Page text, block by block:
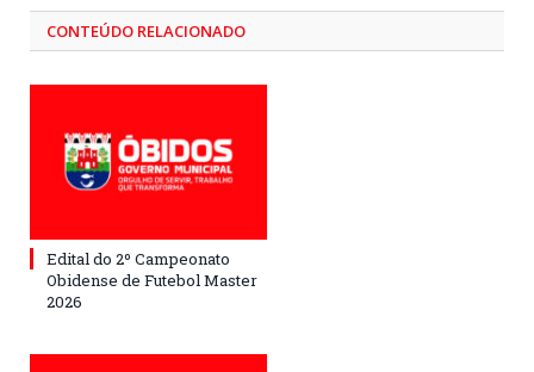
CONTEÚDO RELACIONADO
Edital do 2º Campeonato
Obidense de Futebol Master
2026